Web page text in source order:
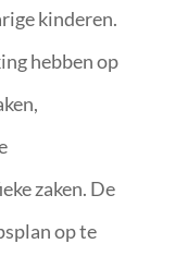
kinderen.
hebben op
zaken. De
op te